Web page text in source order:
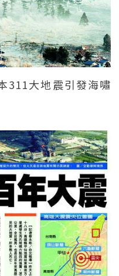
311大地震引發海嘯